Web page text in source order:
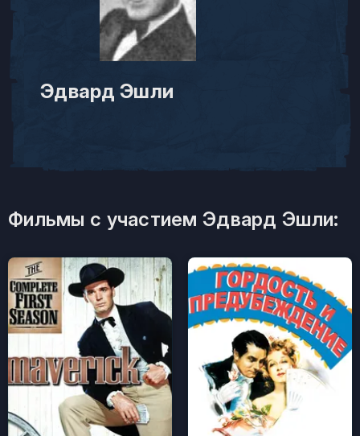
Эдвард Эшли
Фильмы с участием Эдвард Эшли: